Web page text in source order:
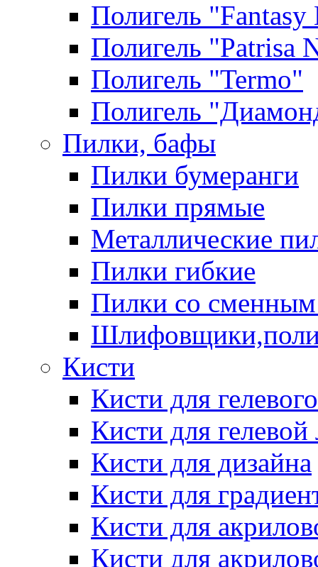
Полигель
Полигель "Patrisa
Полигель "Termo"
Полигель
Пилки, бафы
Пилки бумеранги
Пилки прямые
Металлические
Пилки гибкие
Пилки со сменным
Кисти
Кисти для
Кисти для гелевой
Кисти для дизайна
Кисти для
Кисти для
Кисти для